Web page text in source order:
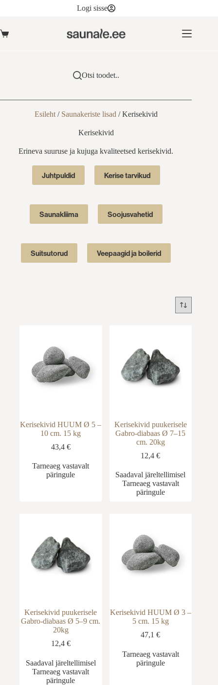
Logi sisse
Ostukorv
Otsi toodet..
Esileht/ Saunakeriste lisad /Kerisekivid
Kerisekivid
Erineva suuruse ja kujuga kvaliteetsed kerisekivid.
Juhtpuldid Kerise tarvikud
Saunakliima Soojusvahetid
Suitsutorud Veepaagid ja boilerid
Kerisekivid HUUM Ø 5 –
10 cm. 15 kg
43,4 €
Tarneaeg vastavalt
päringule
Kerisekivid puukerisele
Gabro-diabaas Ø 7–15
cm. 20kg
12,4€
Saadaval järeltellimisel
Tarneaeg vastavalt
päringule
Kerisekivid puukerisele
Gabro-diabaas Ø 5–9 cm.
20kg
12,4 €
Saadaval järeltellimisel
Tarneaeg vastavalt
päringule
Kerisekivid HUUM Ø 3 –
5 cm. 15 kg
47,1€
Tarneaeg vastavalt
päringule